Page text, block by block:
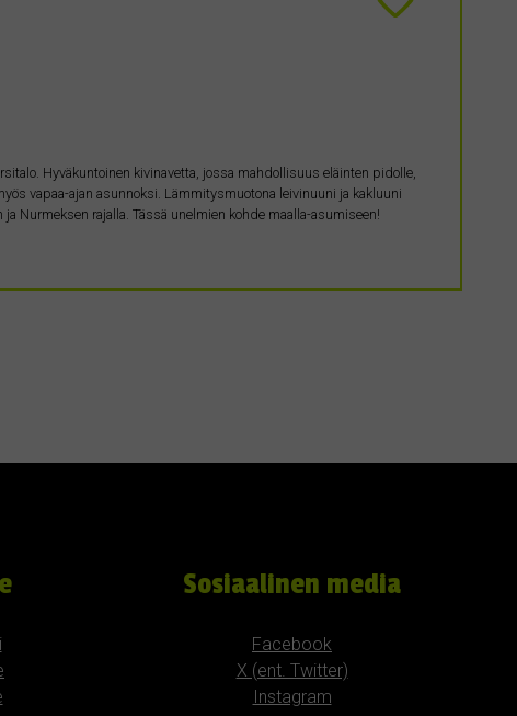
Hyväkuntoinen kivinavetta, jossa mahdollisuus eläinten pidolle,
vapaa-ajan asunnoksi. Lämmitysmuotona leivinuuni ja kakluuni
Nurmeksen rajalla. Tässä unelmien kohde maalla-asumiseen!
Sosiaalinen media
Facebook
X (ent. Twitter)
Instagram